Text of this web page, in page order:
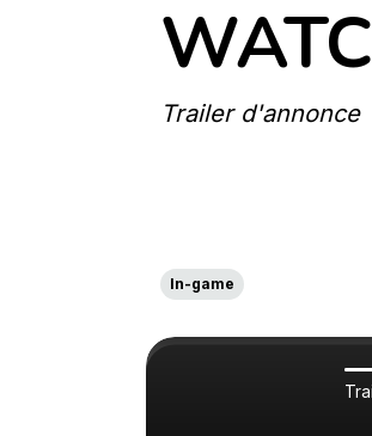
Trailer d'annonce
In-game